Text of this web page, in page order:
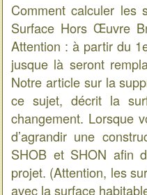
Comment calculer les
Surface Hors Œuvre
Attention : à partir du
jusque là seront
Notre article sur la
ce sujet, décrit la
changement. Lorsque
d’agrandir une
SHOB et SHON afin
projet. (Attention, les
avec la surface